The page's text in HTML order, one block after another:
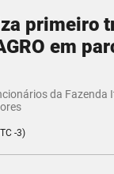
primeiro
em
da Fazenda
-3)